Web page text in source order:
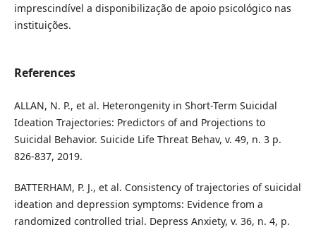
imprescindível a disponibilização de apoio psicológico nas
instituições.
References
ALLAN, N. P., et al. Heterongenity in Short-Term Suicidal
Ideation Trajectories: Predictors of and Projections to
Suicidal Behavior. Suicide Life Threat Behav, v. 49, n. 3 p.
826-837, 2019.
BATTERHAM, P. J., et al. Consistency of trajectories of suicidal
ideation and depression symptoms: Evidence from a
randomized controlled trial. Depress Anxiety, v. 36, n. 4, p.